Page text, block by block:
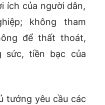
ích của người dân,
không tham
để thất thoát,
sức, tiền bạc của
tướng yêu cầu các